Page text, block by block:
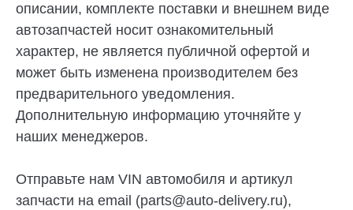
описании, комплекте поставки и внешнем виде
автозапчастей носит ознакомительный
характер, не является публичной офертой и
может быть изменена производителем без
предварительного уведомления.
Дополнительную информацию уточняйте у
наших менеджеров.
Отправьте нам VIN автомобиля и артикул
запчасти на email (parts@auto-delivery.ru),